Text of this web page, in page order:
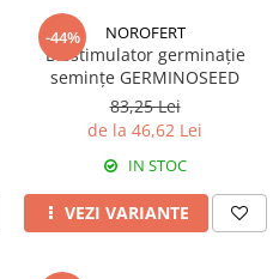
-44% NOROFERT
Biostimulator germinație
semințe GERMINOSEED
83,25 Lei
de la 46,62 Lei
IN STOC
VEZI VARIANTE